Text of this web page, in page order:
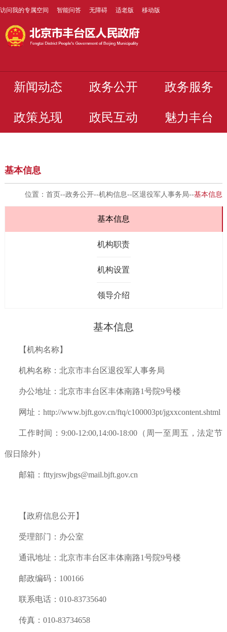
访问我的专属空间 智能问答 无障碍 适老版 移动版
新闻动态 政务公开 政务服务
政策兑现 政民互动 魅力丰台
基本信息
位置：首页--政务公开--机构信息-- 区退役军人事务局--基本信息
基本信息
机构职责
机构设置
领导介绍
基本信息
【机构名称】
机构名称：北京市丰台区退役军人事务局
办公地址：北京市丰台区丰体南路1号院9号楼
网址：http://www.bjft.gov.cn/ftq/c100003pt/jgxxcontent.shtml
工作时间：9:00-12:00,14:00-18:00（周一至周五，法定节
假日除外）
邮箱：fttyjrswjbgs@mail.bjft.gov.cn
【政府信息公开】
受理部门：办公室
通讯地址：北京市丰台区丰体南路1号院9号楼
邮政编码：100166
联系电话：010-83735640
传真：010-83734658